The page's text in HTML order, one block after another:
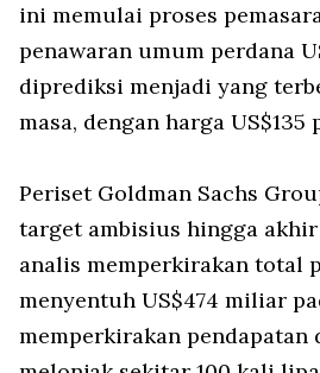
ini memulai proses
penawaran umum perdana
diprediksi menjadi yang
masa, dengan harga US$135
Periset Goldman Sachs
target ambisius hingga
analis memperkirakan total
menyentuh US$474 miliar
memperkirakan pendapatan